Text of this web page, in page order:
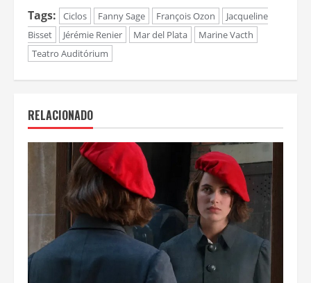
Tags: Ciclos Fanny Sage François Ozon
Jacqueline
Bisset
Jérémie Renier Mar del Plata
Marine Vacth
Teatro Auditórium
RELACIONADO